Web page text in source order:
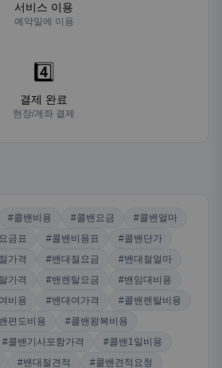
서비스 이용
예약일에 이용
4️⃣
결제 완료
현장/계좌 결제
#콜밴비용 #콜밴요금
#콜밴얼마
금표 #콜밴비용표
#콜밴단가
가격 #밴대절요금
#밴대절얼마
가격 #밴렌탈요금
#밴임대비용
비용 #밴대여가격
#콜밴렌탈비용
편도비용
#콜밴왕복비용
#콜밴기사포함가격
#콜밴1일비용
#밴대절견적
#콜밴견적요청